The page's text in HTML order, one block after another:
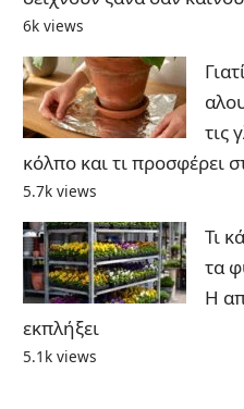
6k views
τις
κόλπο και τι προσφέρει
5.7k views
Τι
τα
Η
εκπλήξει
5.1k views